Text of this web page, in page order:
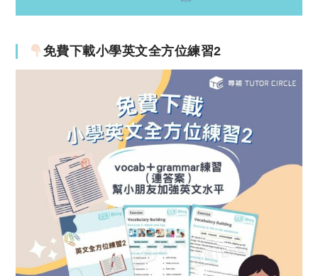
免費下載小學英文全方位練習2